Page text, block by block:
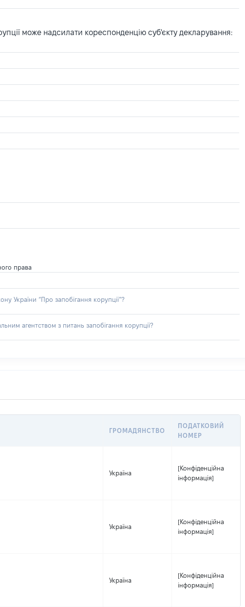
може надсилати кореспонденцію суб'єкту декларування:
права
України “Про запобігання корупції”?
агентством з питань запобігання корупції?
ГРОМАДЯНСТВО
ПОДАТКОВИЙ
НОМЕР
Україна
[Конфіденційна
інформація]
Україна
[Конфіденційна
інформація]
Україна
[Конфіденційна
інформація]